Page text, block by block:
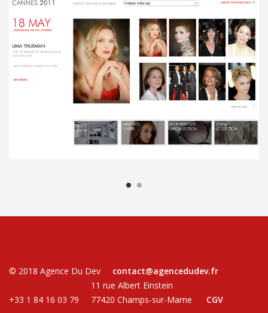
© 2018 Agence Du Dev contact@agencedudev.fr
+33 1 84 16 03 79
11 rue Albert Einstein
77420 Champs-sur-Marne
CGV